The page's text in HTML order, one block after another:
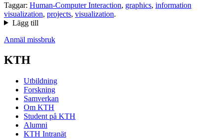
Taggar: Human-Computer Interaction, graphics, information
visualization, projects, visualization.
Lägg till
Anmäl missbruk
KTH
Utbildning
Forskning
Samverkan
Om KTH
Student på KTH
Alumni
KTH Intranät